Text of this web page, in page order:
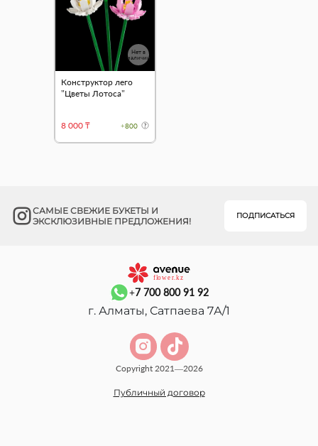
Нет в
наличии
Конструктор лего
"Цветы Лотоса"
8 000 ₸ +800
САМЫЕ СВЕЖИЕ БУКЕТЫ И
ЭКСКЛЮЗИВНЫЕ ПРЕДЛОЖЕНИЯ!
ПОДПИСАТЬСЯ
+7 700 800 91 92
г. Алматы, Сатпаева 7А/1
Copyright 2021—2026
Публичный договор